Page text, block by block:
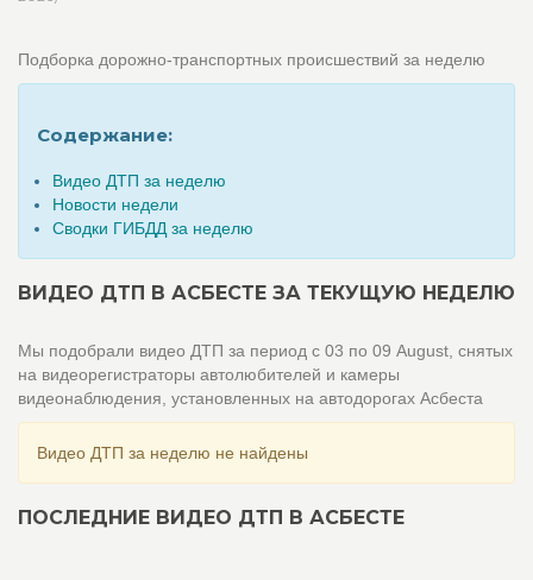
Подборка дорожно-транспортных происшествий за неделю
Содержание:
Видео ДТП за неделю
Новости недели
Сводки ГИБДД за неделю
ВИДЕО ДТП В АСБЕСТЕ ЗА ТЕКУЩУЮ НЕДЕЛЮ
Мы подобрали видео ДТП за период с 03 по 09 August, снятых
на видеорегистраторы автолюбителей и камеры
видеонаблюдения, установленных на автодорогах Асбеста
Видео ДТП за неделю не найдены
ПОСЛЕДНИЕ ВИДЕО ДТП В АСБЕСТЕ